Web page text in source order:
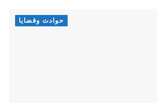
حوادث وقضايا